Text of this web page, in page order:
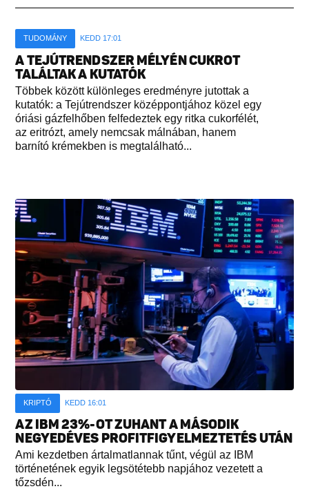
TUDOMÁNY KEDD 17:01
A TEJÚTRENDSZER MÉLYÉN CUKROT
TALÁLTAK A KUTATÓK
Többek között különleges eredményre jutottak a
kutatók: a Tejútrendszer középpontjához közel egy
óriási gázfelhőben felfedeztek egy ritka cukorfélét,
az eritrózt, amely nemcsak málnában, hanem
barnító krémekben is megtalálható...
KRIPTÓ KEDD 16:01
AZ IBM 23%-OT ZUHANT A MÁSODIK
NEGYEDÉVES PROFITFIGYELMEZTETÉS UTÁN
Ami kezdetben ártalmatlannak tűnt, végül az IBM
történetének egyik legsötétebb napjához vezetett a
tőzsdén...